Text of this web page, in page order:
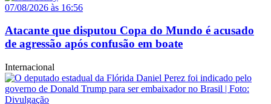
07/08/2026 às 16:56
Atacante que disputou Copa do Mundo é acusado
de agressão após confusão em boate
Internacional